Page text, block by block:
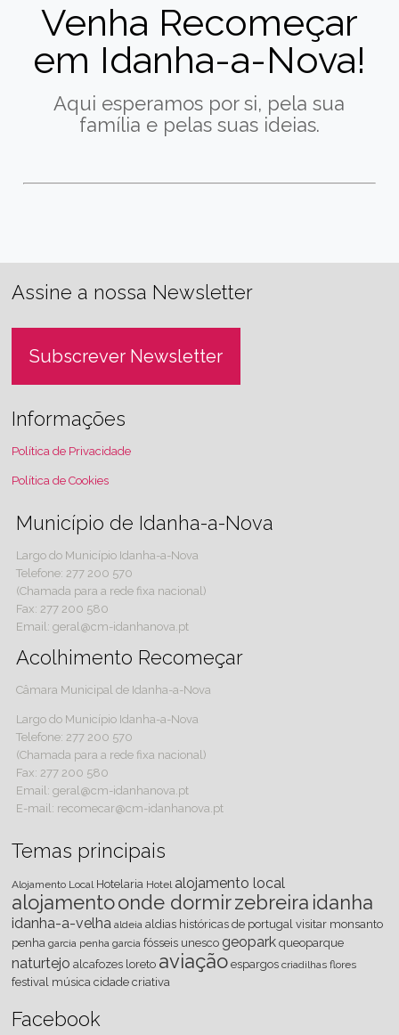
Venha Recomeçar
em Idanha-a-Nova!
Aqui esperamos por si, pela sua
família e pelas suas ideias.
Assine a nossa Newsletter
Subscrever Newsletter
Informações
Política de Privacidade
Política de Cookies
Município de Idanha-a-Nova
Largo do Município Idanha-a-Nova
Telefone: 277 200 570
(Chamada para a rede fixa nacional)
Fax: 277 200 580
Email: geral@cm-idanhanova.pt
Acolhimento Recomeçar
Câmara Municipal de Idanha-a-Nova
Largo do Município Idanha-a-Nova
Telefone: 277 200 570
(Chamada para a rede fixa nacional)
Fax: 277 200 580
Email: geral@cm-idanhanova.pt
E-mail: recomecar@cm-idanhanova.pt
Temas principais
Alojamento Local Hotelaria Hotel alojamento local
alojamentoonde dormirzebreira idanha
idanha-a-velha aldeia aldias históricas de portugal visitar monsanto
penha garcia penha garcia fósseis unesco geopark queoparque
naturtejo alcafozes loreto aviação espargos criadilhas flores
festival música cidade criativa
Facebook